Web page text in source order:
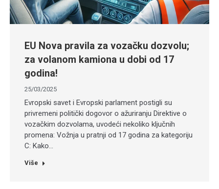
EU Nova pravila za vozačku dozvolu;
za volanom kamiona u dobi od 17
godina!
25/03/2025
​Evropski savet i Evropski parlament postigli su
privremeni politički dogovor o ažuriranju Direktive o
vozačkim dozvolama, uvodeći nekoliko ključnih
promena:​ Vožnja u pratnji od 17 godina za kategoriju
C: Kako…
Više